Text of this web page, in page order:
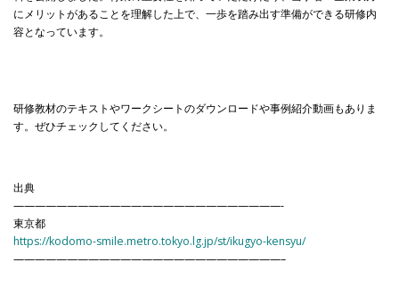
にメリットがあることを理解した上で、一歩を踏み出す準備ができる研修内
容となっています。
研修教材のテキストやワークシートのダウンロードや事例紹介動画もありま
す。ぜひチェックしてください。
出典
—————————————————————————-
東京都
https://kodomo-smile.metro.tokyo.lg.jp/st/ikugyo-kensyu/
—————————————————————————–